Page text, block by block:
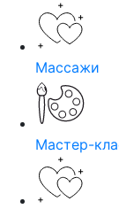
Массажи
Мастер-